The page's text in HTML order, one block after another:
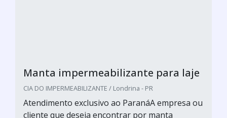
Manta impermeabilizante para laje
CIA DO IMPERMEABILIZANTE / Londrina - PR
Atendimento exclusivo ao ParanáA empresa ou
cliente que deseja encontrar por manta